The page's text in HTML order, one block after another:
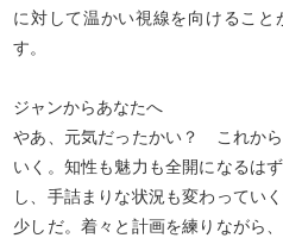
に対して温かい視線を向けること
す。
ジャンからあなたへ
やあ、元気だったかい？ これか
いく。知性も魅力も全開になるは
し、手詰まりな状況も変わってい
少しだ。着々と計画を練りながら